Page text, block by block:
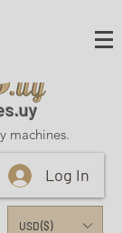
machines.
Log In
USD ($)